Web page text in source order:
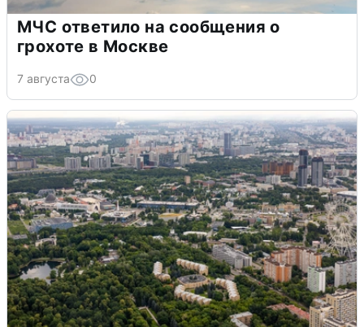
МЧС ответило на сообщения о
грохоте в Москве
7 августа 0